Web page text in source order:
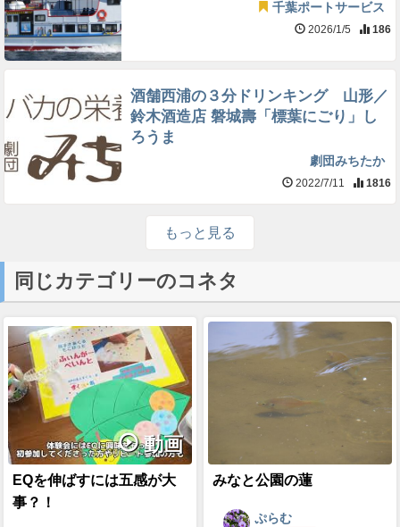
千葉ポートサービス
2026/1/5 186
酒舗西浦の３分ドリンキング 山形／
鈴木酒造店 磐城壽「標葉にごり」し
ろうま
劇団みちたか
2022/7/11 1816
もっと見る
同じカテゴリーのコネタ
動画
EQを伸ばすには五感が大
事？！
みなと公園の蓮
ぷらむ